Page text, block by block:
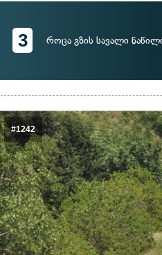
3 როცა გზის სავალი
#1242